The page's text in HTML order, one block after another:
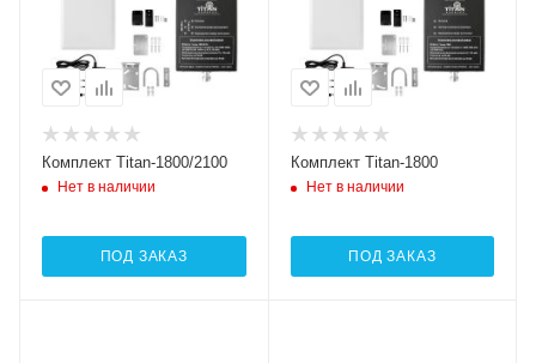
Комплект Titan-1800/2100
Нет в наличии
ПОД ЗАКАЗ
Комплект Titan-1800
Нет в наличии
ПОД ЗАКАЗ